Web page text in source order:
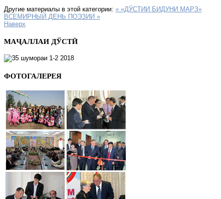
Другие материалы в этой категории: « «ДӮСТИИ БИДУНИ МАРЗ»
ВСЕМИРНЫЙ ДЕНЬ ПОЭЗИИ »
Наверх
МАҶАЛЛАИ ДЎСТӢ
ФОТОГАЛЕРЕЯ